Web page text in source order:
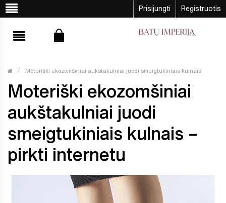
Prisijungti Registruotis
Moteriški ekozomšiniai aukštakulniai juodi smeigtukiniais kulnais
Moteriški ekozomšiniai
aukštakulniai juodi
smeigtukiniais kulnais –
pirkti internetu